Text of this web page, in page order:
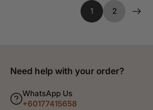
1 2
Need help with your order?
WhatsApp Us
+60177415658